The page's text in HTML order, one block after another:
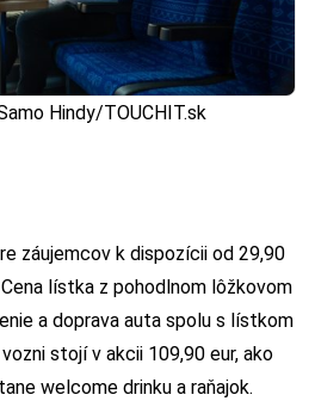
Hindy/TOUCHIT.sk
záujemcov k dispozícii od 29,90
lístka z pohodlnom lôžkovom
a doprava auta spolu s lístkom
stojí v akcii 109,90 eur, ako
welcome drinku a raňajok.